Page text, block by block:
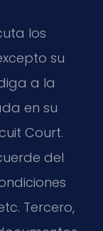
los
su
a la
en su
Court.
del
Tercero,